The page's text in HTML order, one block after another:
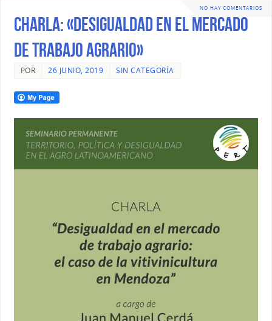
NO HAY COMENTARIOS
CHARLA: «Desigualdad en el mercado
de trabajo agrario»
POR 26 JUNIO, 2019 SIN CATEGORÍA